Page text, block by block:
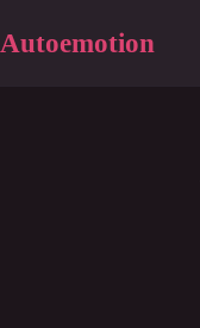
Autoemotion